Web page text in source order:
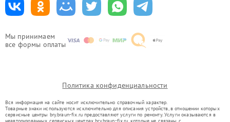
Мы принимаем
все формы оплаты
Политика конфиденциальности
Вся информация на сайте носит исключительно справочный характер.
Товарные знаки используются исключительно для описания устройств, в отношении которых
сервисные центры bry.braun-fix.ru предоставляют услуги по ремонту. Услуги оказываются в